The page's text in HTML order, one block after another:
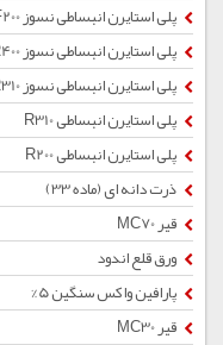
پلی استایرن انبساطی نسوز F200
پلی استایرن انبساطی نسوز R400
پلی استایرن انبساطی نسوز R310
پلی استایرن انبساطی R310
پلی استایرن انبساطی R200
ذرت دانه ای (ماده 33)
قیر MC70
ورق قلع اندود
پارافین واکس سنگین 5%
قیر MC30